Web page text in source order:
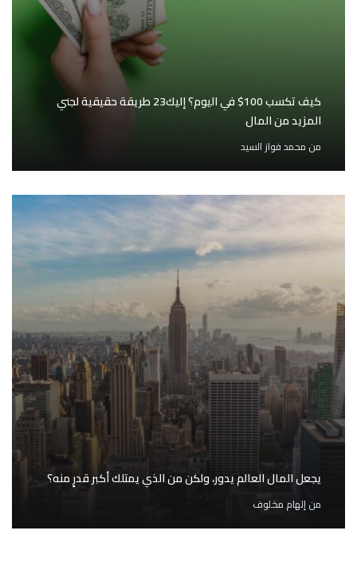
كيف تكسب 100$ في اليوم؟ إليك23 طريقة حقيقية لجني
المزيد من المال
من محمد فواز السيد
يجعل المال العالم يدور، ولكن من الذي يمتلك أكبر قدرٍ منه؟
منإلهام مخلوف